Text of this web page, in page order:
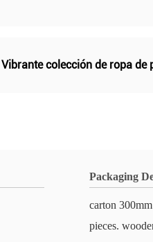
Vibrante colección de ropa de
Packaging
carton
pieces.